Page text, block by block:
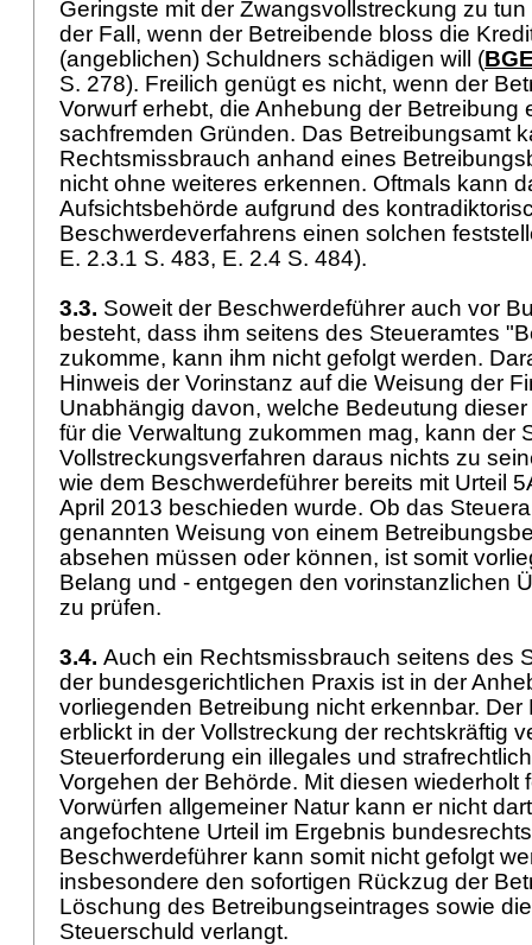
Geringste mit der Zwangsvollstreckung zu
der Fall, wenn der Betreibende bloss die
(angeblichen) Schuldners schädigen will (
S. 278). Freilich genügt es nicht, wenn der
Vorwurf erhebt, die Anhebung der Betreibung
sachfremden Gründen. Das Betreibungsamt
Rechtsmissbrauch anhand eines
nicht ohne weiteres erkennen. Oftmals kann
Aufsichtsbehörde aufgrund des
Beschwerdeverfahrens einen solchen
E. 2.3.1 S. 483, E. 2.4 S. 484).
3.3. Soweit der Beschwerdeführer auch vor
besteht, dass ihm seitens des Steueramtes
zukomme, kann ihm nicht gefolgt werden.
Hinweis der Vorinstanz auf die Weisung der
Unabhängig davon, welche Bedeutung
für die Verwaltung zukommen mag, kann der
Vollstreckungsverfahren daraus nichts zu
wie dem Beschwerdeführer bereits mit Urteil
April 2013 beschieden wurde. Ob das
genannten Weisung von einem
absehen müssen oder können, ist somit
Belang und - entgegen den vorinstanzlichen
zu prüfen.
3.4. Auch ein Rechtsmissbrauch seitens des
der bundesgerichtlichen Praxis ist in der
vorliegenden Betreibung nicht erkennbar. Der
erblickt in der Vollstreckung der rechtskräftig
Steuerforderung ein illegales und
Vorgehen der Behörde. Mit diesen wiederholt
Vorwürfen allgemeiner Natur kann er nicht
angefochtene Urteil im Ergebnis
Beschwerdeführer kann somit nicht gefolgt
insbesondere den sofortigen Rückzug der
Löschung des Betreibungseintrages sowie
Steuerschuld verlangt.